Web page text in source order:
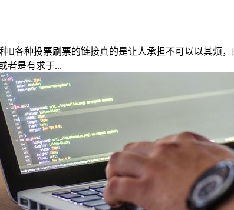
各种投票刷票的链接真的是让人承担不可以以其烦
者是有求于...